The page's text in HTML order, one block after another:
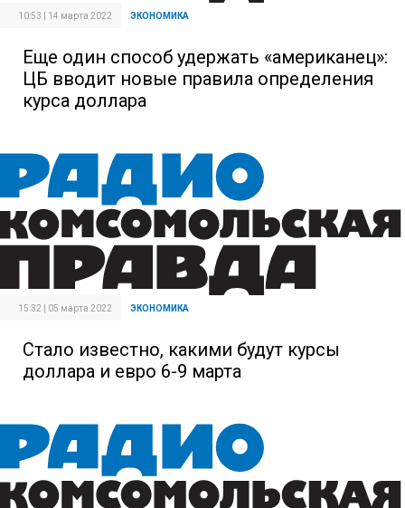
10:53 | 14 марта 2022 ЭКОНОМИКА
Еще один способ удержать «американец»:
ЦБ вводит новые правила определения
курса доллара
15:32 | 05 марта 2022 ЭКОНОМИКА
Стало известно, какими будут курсы
доллара и евро 6-9 марта